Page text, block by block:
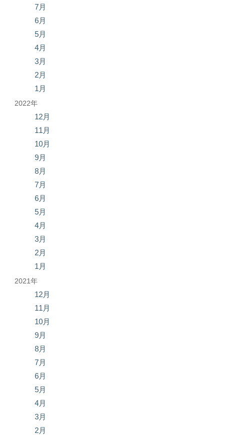
7月
6月
5月
4月
3月
2月
1月
2022年
12月
11月
10月
9月
8月
7月
6月
5月
4月
3月
2月
1月
2021年
12月
11月
10月
9月
8月
7月
6月
5月
4月
3月
2月